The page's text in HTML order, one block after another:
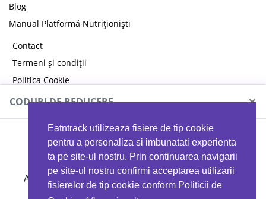
Eatntrack utilizeaza fisiere de tip cookie
pentru a personaliza si imbunatati experienta
ta pe site-ul nostru. Prin continuarea navigarii
pe site-ul nostru confirmi acceptarea utilizarii
fisierelor de tip cookie conform Politicii de
Blog
Manual Platformă Nutriționiști
Contact
Termeni și condiții
Politica Cookie
Politica de confidențialitate
CODURI DE REDUCERE ×
MYPROTEIN
Ai 40%reducere la orice comandă folosind codul
EATTRACK